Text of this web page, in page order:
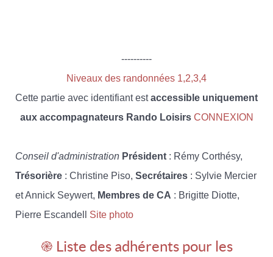
----------
Niveaux des randonnées 1,2,3,4
Cette partie avec identifiant estaccessible uniquement
aux accompagnateurs Rando Loisirs CONNEXION
Conseil d'administration Président : Rémy Corthésy,
Trésorière : Christine Piso, Secrétaires : Sylvie Mercier
et Annick Seywert, Membres de CA : Brigitte Diotte,
Pierre Escandell Site photo
֎ Liste des adhérents pour les